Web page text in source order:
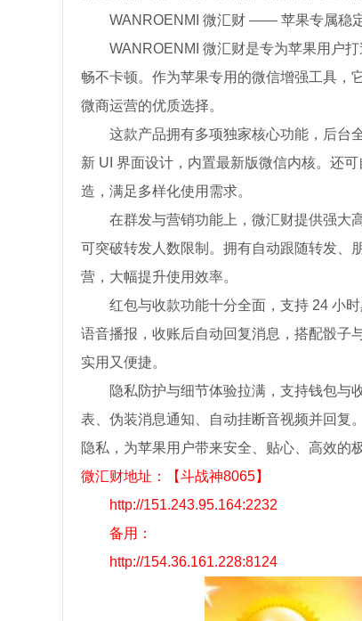
WANROENMI 微汇财 —— 苹果专属稳
WANROENMI 微汇财是专为苹果用户
畅不卡顿。作为苹果专用的微信增强工具，
微商运营的优质选择。
这款产品拥有多项独家核心功能，后台
新 UI 界面设计，内置最新版微信内核。还
造，满足多样化使用需求。
在群发与营销功能上，微汇财提供强大
可突破转发人数限制。拥有自动跟随转发、
营，大幅提升使用效率。
红包与收款功能十分全面，支持 24 小
语音播报，收账后自动回复消息，搭配骰子
实用又便捷。
隐私防护与细节体验拉满，支持钱包与
表、伪装消息通知、自动挂断音视频并回复
隐私，为苹果用户带来安全、贴心、高效的
微汇财地址：【斗战神8065】
http://151.243.95.164:2232
备用：
http://154.36.161.228:8124